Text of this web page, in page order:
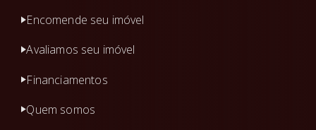
Encomende seu imóvel
Avaliamos seu imóvel
Financiamentos
Quem somos